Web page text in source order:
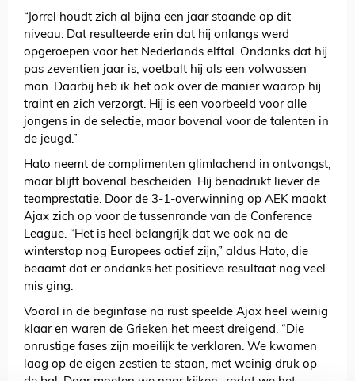
“Jorrel houdt zich al bijna een jaar staande op dit
niveau. Dat resulteerde erin dat hij onlangs werd
opgeroepen voor het Nederlands elftal. Ondanks dat hij
pas zeventien jaar is, voetbalt hij als een volwassen
man. Daarbij heb ik het ook over de manier waarop hij
traint en zich verzorgt. Hij is een voorbeeld voor alle
jongens in de selectie, maar bovenal voor de talenten in
de jeugd.”
Hato neemt de complimenten glimlachend in ontvangst,
maar blijft bovenal bescheiden. Hij benadrukt liever de
teamprestatie. Door de 3-1-overwinning op AEK maakt
Ajax zich op voor de tussenronde van de Conference
League. “Het is heel belangrijk dat we ook na de
winterstop nog Europees actief zijn,” aldus Hato, die
beaamt dat er ondanks het positieve resultaat nog veel
mis ging.
Vooral in de beginfase na rust speelde Ajax heel weinig
klaar en waren de Grieken het meest dreigend. “Die
onrustige fases zijn moeilijk te verklaren. We kwamen
laag op de eigen zestien te staan, met weinig druk op